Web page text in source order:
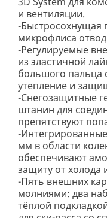
и вентиляции.
-Быстросохнущая
микрофлиса
-Регулируемые
из эластичной
большого пальца
утепление и
-Снегозащитные
штанин для
препятствуют
-
мм в области
обеспечивают
защиту от холода
-Пять внешних
молниями: два
тёплой